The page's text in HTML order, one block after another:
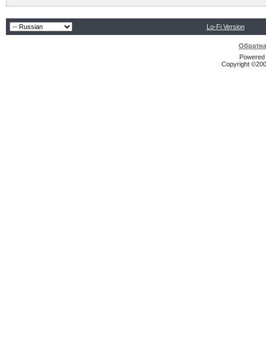
Lo-Fi Version
Copyright